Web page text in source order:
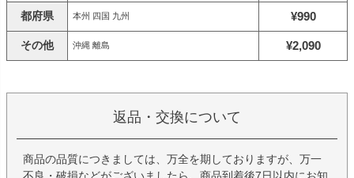
都府県 本州 四国 九州 ¥990
その他 沖縄 離島 ¥2,090
返品・交換について
商品の品質につきましては、万全を期しておりますが、万一
不良・破損などがございましたら、商品到着後7日以内にお知